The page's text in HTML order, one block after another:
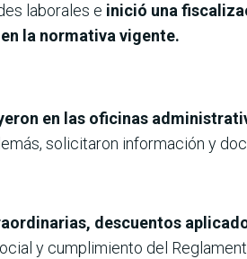
laborales e inició una
la normativa vigente.
en las oficinas
solicitaron información y
descuentos
y cumplimiento del